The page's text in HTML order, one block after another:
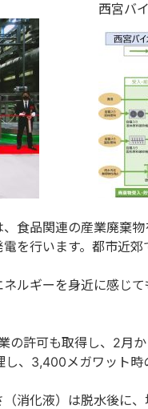
西宮バ
食品関連の産業廃棄
を行います。都市近
ルギーを身近に感じ
の許可も取得し、2月
、3,400メガワット
消化液）は脱水後に、